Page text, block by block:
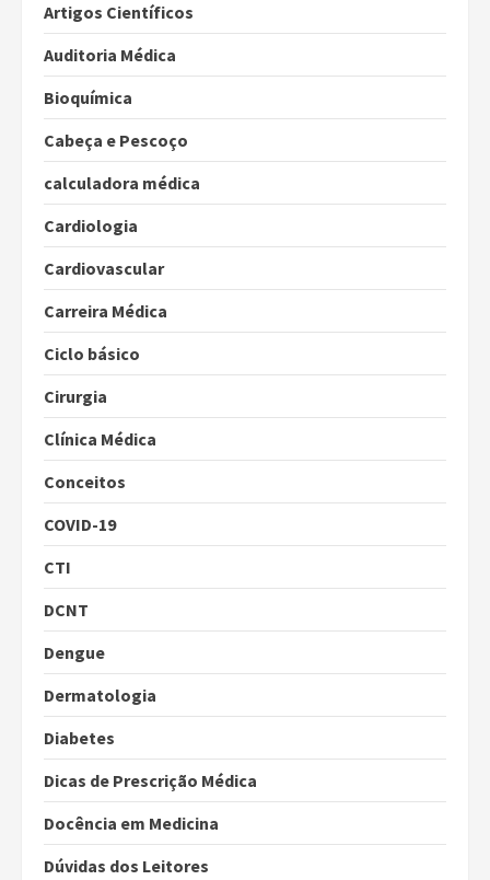
Artigos Científicos
Auditoria Médica
Bioquímica
Cabeça e Pescoço
calculadora médica
Cardiologia
Cardiovascular
Carreira Médica
Ciclo básico
Cirurgia
Clínica Médica
Conceitos
COVID-19
CTI
DCNT
Dengue
Dermatologia
Diabetes
Dicas de Prescrição Médica
Docência em Medicina
Dúvidas dos Leitores